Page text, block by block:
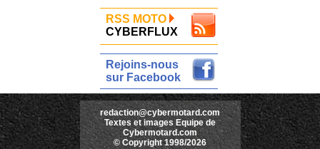
RSS MOTO
CYBERFLUX
Rejoins-nous
sur Facebook
redaction@cybermotard.com
Textes et images Equipe de
Cybermotard.com
© Copyright 1998/2026